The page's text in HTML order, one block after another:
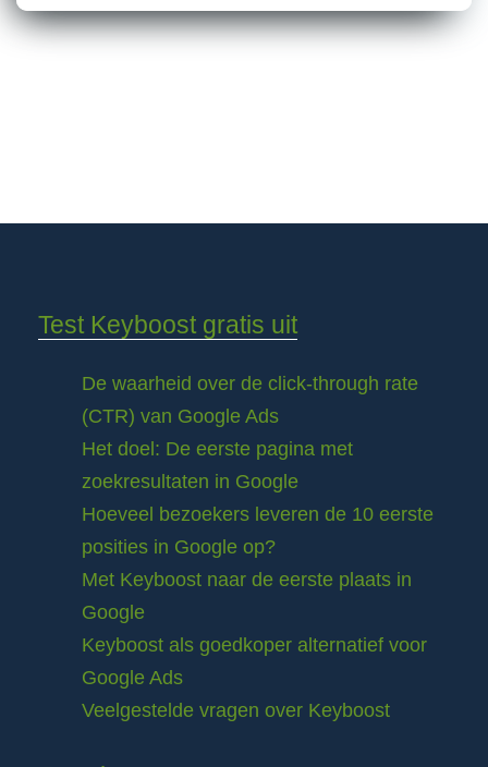
Test Keyboost gratis uit
De waarheid over de click-through rate
(CTR) van Google Ads
Het doel: De eerste pagina met
zoekresultaten in Google
Hoeveel bezoekers leveren de 10 eerste
posities in Google op?
Met Keyboost naar de eerste plaats in
Google
Keyboost als goedkoper alternatief voor
Google Ads
Veelgestelde vragen over Keyboost